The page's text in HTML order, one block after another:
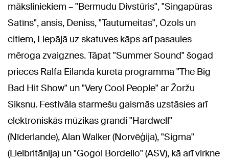
māksliniekiem – "Bermudu Divstūris", "Singapūras
Satīns", ansis, Deniss, "Tautumeitas", Ozols un
citiem, Liepājā uz skatuves kāps arī pasaules
mēroga zvaigznes. Tāpat "Summer Sound" šogad
priecēs Ralfa Eilanda kūrētā programma "The Big
Bad Hit Show" un "Very Cool People" ar Žoržu
Siksnu. Festivāla starmešu gaismās uzstāsies arī
elektroniskās mūzikas grandi "Hardwell"
(Nīderlande), Alan Walker (Norvēģija), "Sigma"
(Lielbritānija) un "Gogol Bordello" (ASV), kā arī virkne